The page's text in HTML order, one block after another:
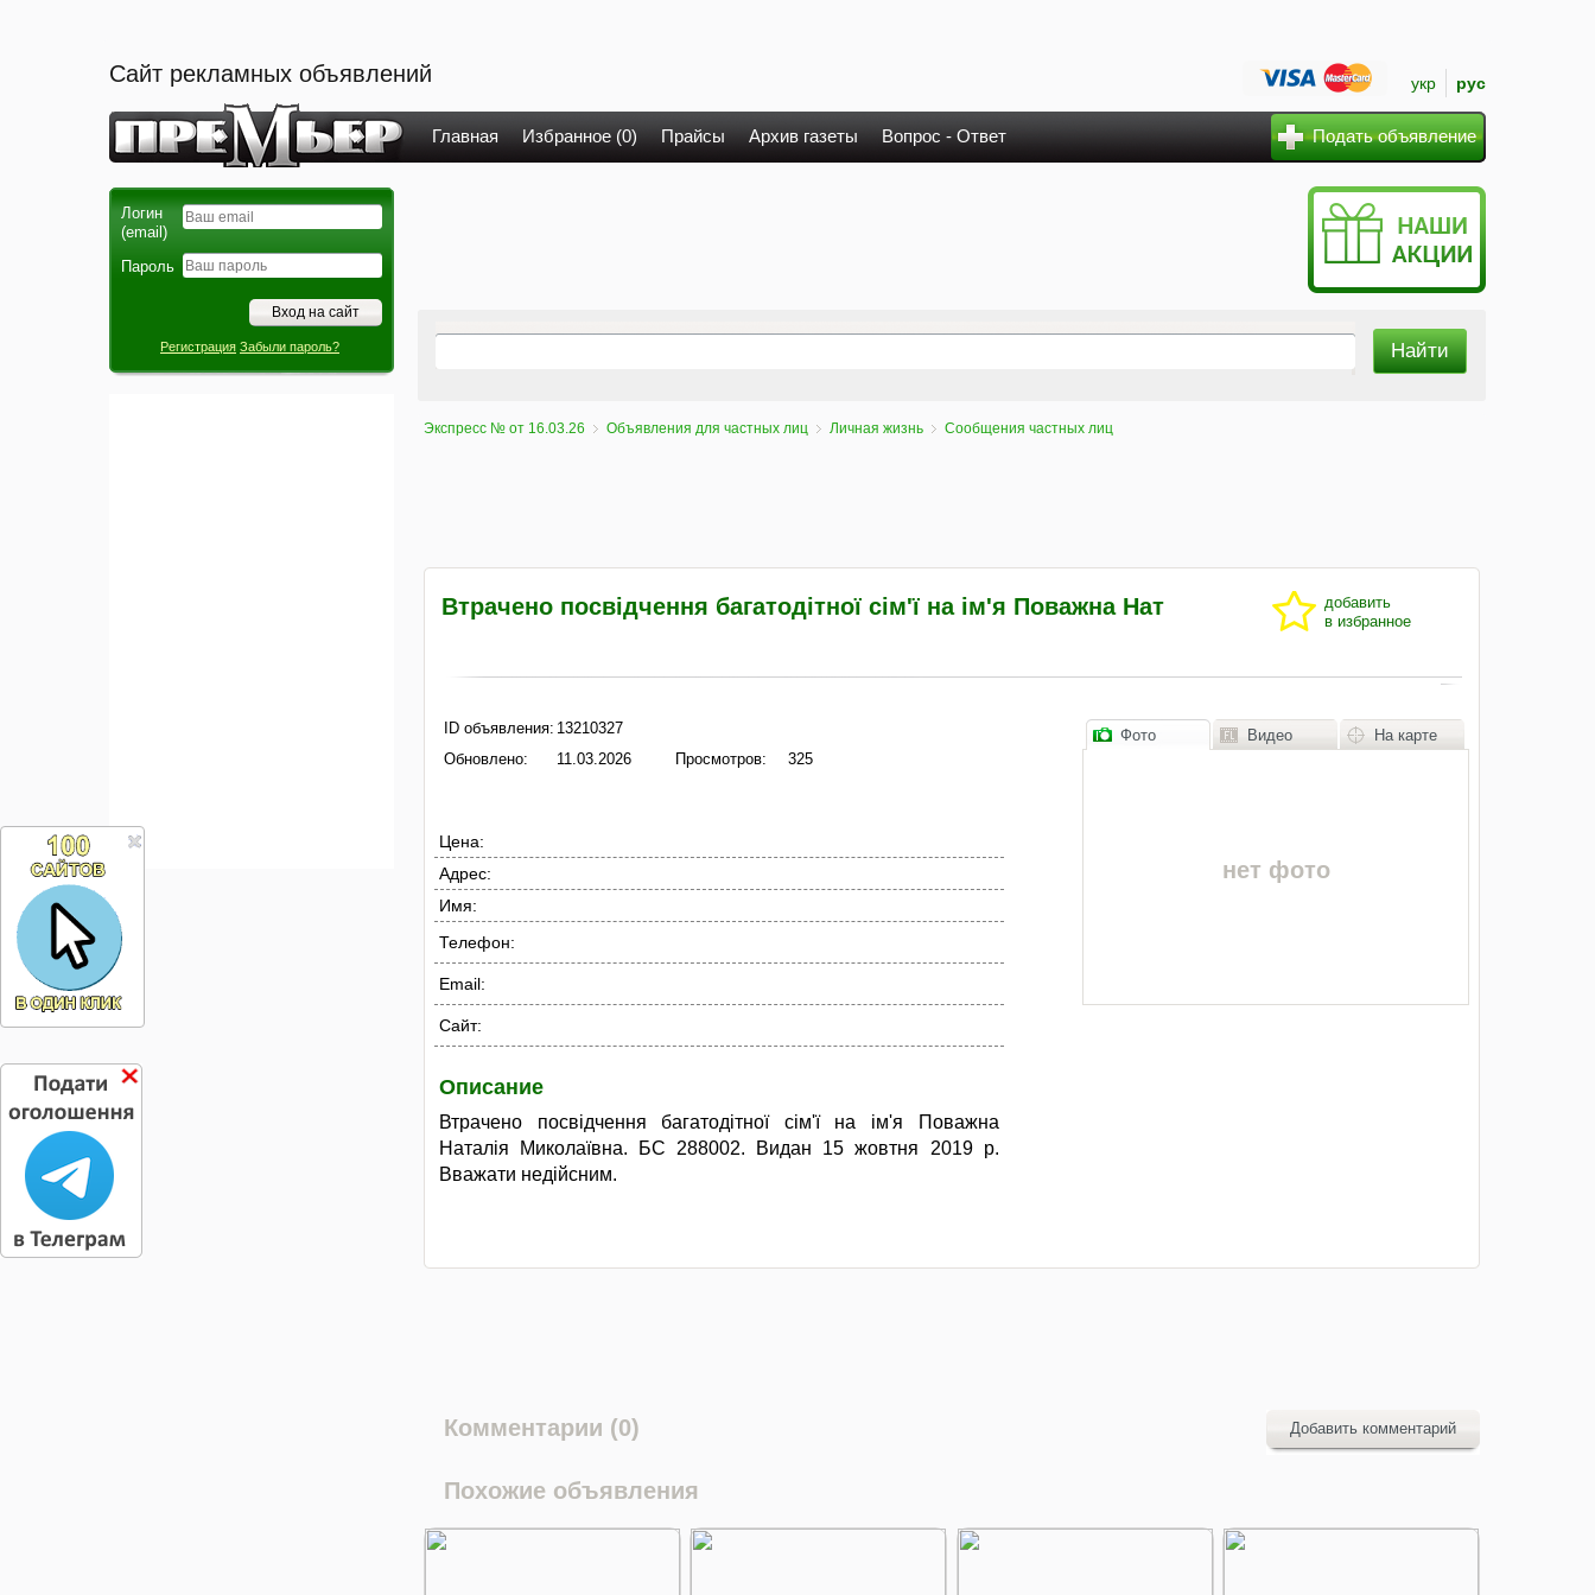
Сайт рекламных объявлений укр рус
Главная Избранное (0) Прайсы Архив газеты Вопрос - Ответ Подать объявление
Логин
(email)
Пароль
Регистрация Забыли пароль?
Экспресс № от 16.03.26 Объявления для частных лиц Личная жизнь Сообщения частных лиц
Втрачено посвідчення багатодітної сім'ї на ім'я Поважна Нат
добавить
в избранное
ID объявления: 13210327
Обновлено:
11.03.2026 Просмотров: 325
Цена:
Адрес:
Имя:
Телефон:
Email:
Сайт:
Описание
Втрачено посвідчення багатодітної сім'ї на ім'я Поважна
Наталiя Миколаївна. БС 288002. Видан 15 жовтня 2019 р.
Вважати недійсним.
Фото Видео На карте
нет фото
Комментарии (0) Добавить комментарий
Похожие объявления